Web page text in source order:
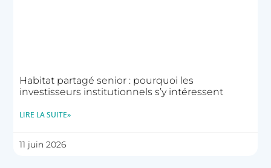
Habitat partagé senior : pourquoi les
investisseurs institutionnels s’y intéressent
LIRE LA SUITE»
11 juin 2026